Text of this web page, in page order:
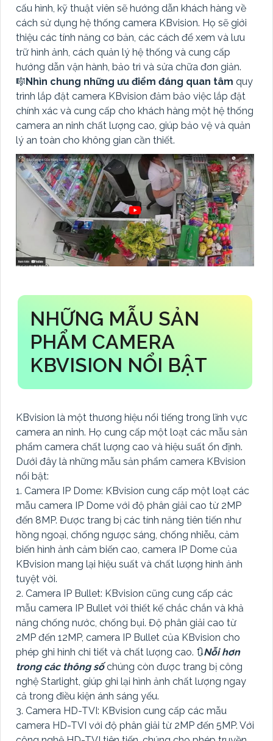
cấu hình, kỹ thuật viên sẽ hướng dẫn khách hàng về
cách sử dụng hệ thống camera KBvision. Họ sẽ giới
thiệu các tính năng cơ bản, các cách để xem và lưu
trữ hình ảnh, cách quản lý hệ thống và cung cấp
hướng dẫn vận hành, bảo trì và sửa chữa đơn giản.
🎼️Nhìn chung những ưu điểm đáng quan tâm quy
trình lắp đặt camera KBvision đảm bảo việc lắp đặt
chính xác và cung cấp cho khách hàng một hệ thống
camera an ninh chất lượng cao, giúp bảo vệ và quản
lý an toàn cho không gian cần thiết.
NHỮNG MẪU SẢN
PHẨM CAMERA
KBVISION NỔI BẬT
KBvision là một thương hiệu nổi tiếng trong lĩnh vực
camera an ninh. Họ cung cấp một loạt các mẫu sản
phẩm camera chất lượng cao và hiệu suất ổn định.
Dưới đây là những mẫu sản phẩm camera KBvision
nổi bật:
1. Camera IP Dome: KBvision cung cấp một loạt các
mẫu camera IP Dome với độ phân giải cao từ 2MP
đến 8MP. Được trang bị các tính năng tiên tiến như
hồng ngoại, chống ngược sáng, chống nhiễu, cảm
biến hình ảnh cảm biến cao, camera IP Dome của
KBvision mang lại hiệu suất và chất lượng hình ảnh
tuyệt vời.
2. Camera IP Bullet: KBvision cũng cung cấp các
mẫu camera IP Bullet với thiết kế chắc chắn và khả
năng chống nước, chống bụi. Độ phân giải cao từ
2MP đến 12MP, camera IP Bullet của KBvision cho
phép ghi hình chi tiết và chất lượng cao. 🔃Nỗi hơn
trong các thông sốchúng còn được trang bị công
nghệ Starlight, giúp ghi lại hình ảnh chất lượng ngay
cả trong điều kiện ánh sáng yếu.
3. Camera HD-TVI: KBvision cung cấp các mẫu
camera HD-TVI với độ phân giải từ 2MP đến 5MP. Với